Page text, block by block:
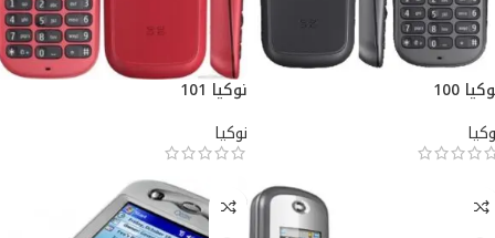
100
نوكيا 101
نوكيا